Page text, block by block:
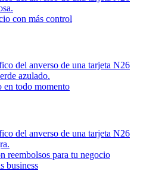
con más control
en todo momento
reembolsos para tu negocio
business